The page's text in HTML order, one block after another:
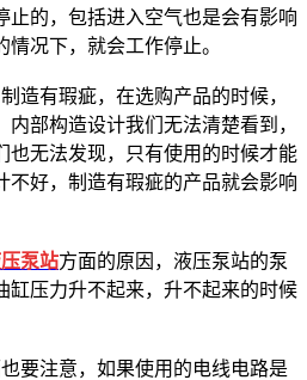
止的，包括进入空气也是会有影响
况下，就会工作停止。
有瑕疵，在选购产品的时候，
部构造设计我们无法清楚看到，
也无法发现，只有使用的时候才能
不好，制造有瑕疵的产品就会影响
泵站方面的原因，液压泵站的泵
缸压力升不起来，升不起来的时候
注意，如果使用的电线电路是